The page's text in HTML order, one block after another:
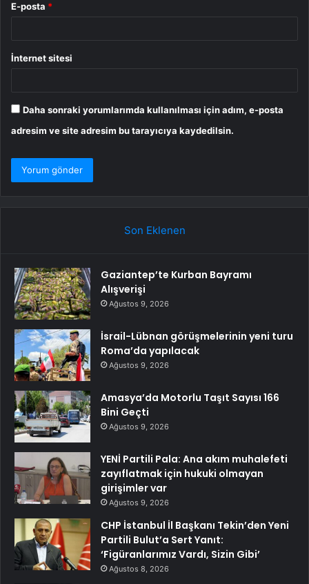
E-posta *
İnternet sitesi
Daha sonraki yorumlarımda kullanılması için adım, e-posta
adresim ve site adresim bu tarayıcıya kaydedilsin.
Son Eklenen
Gaziantep’te Kurban Bayramı
Alışverişi
Ağustos 9, 2026
İsrail-Lübnan görüşmelerinin yeni turu
Roma’da yapılacak
Ağustos 9, 2026
Amasya’da Motorlu Taşıt Sayısı 166
Bini Geçti
Ağustos 9, 2026
YENİ Partili Pala: Ana akım muhalefeti
zayıflatmak için hukuki olmayan
girişimler var
Ağustos 9, 2026
CHP İstanbul İl Başkanı Tekin’den Yeni
Partili Bulut’a Sert Yanıt:
‘Figüranlarımız Vardı, Sizin Gibi’
Ağustos 8, 2026